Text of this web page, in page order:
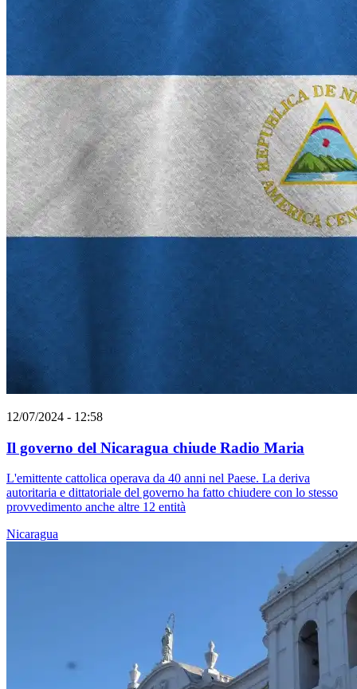
12/07/2024 - 12:58
Il governo del Nicaragua chiude Radio Maria
L'emittente cattolica operava da 40 anni nel Paese. La deriva
autoritaria e dittatoriale del governo ha fatto chiudere con lo stesso
provvedimento anche altre 12 entità
Nicaragua